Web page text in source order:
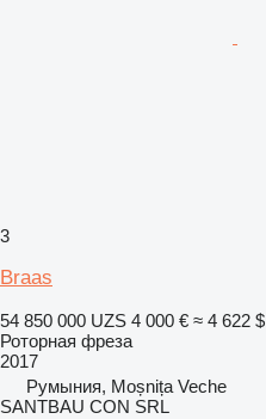
3
Braas
54 850 000 UZS 4 000 € ≈ 4 622 $
Роторная фреза
2017
Румыния, Moșnița Veche
SANTBAU CON SRL